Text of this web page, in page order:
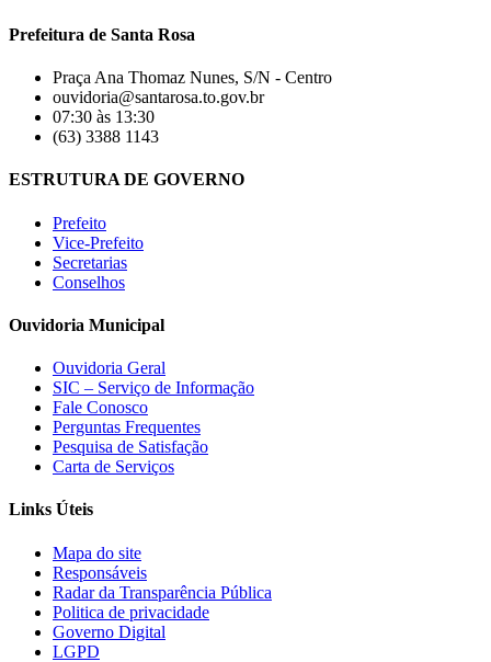
Prefeitura de Santa Rosa
Praça Ana Thomaz Nunes, S/N - Centro
ouvidoria@santarosa.to.gov.br
07:30 às 13:30
(63) 3388 1143
ESTRUTURA DE GOVERNO
Prefeito
Vice-Prefeito
Secretarias
Conselhos
Ouvidoria Municipal
Ouvidoria Geral
SIC – Serviço de Informação
Fale Conosco
Perguntas Frequentes
Pesquisa de Satisfação
Carta de Serviços
Links Úteis
Mapa do site
Responsáveis
Radar da Transparência Pública
Politica de privacidade
Governo Digital
LGPD